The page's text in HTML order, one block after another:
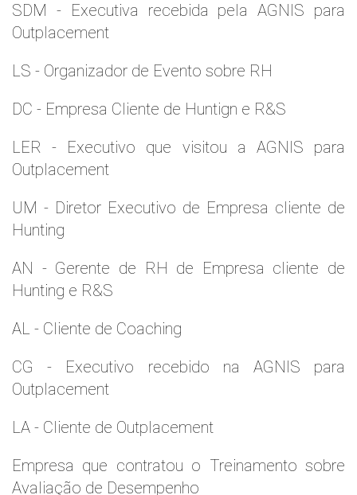
SDM - Executiva recebida pela AGNIS para
Outplacement
LS - Organizador de Evento sobre RH
DC - Empresa Cliente de Huntign e R&S
LER - Executivo que visitou a AGNIS para
Outplacement
UM - Diretor Executivo de Empresa cliente de
Hunting
AN - Gerente de RH de Empresa cliente de
Hunting e R&S
AL - Cliente de Coaching
CG - Executivo recebido na AGNIS para
Outplacement
LA - Cliente de Outplacement
Empresa que contratou o Treinamento sobre
Avaliação de Desempenho